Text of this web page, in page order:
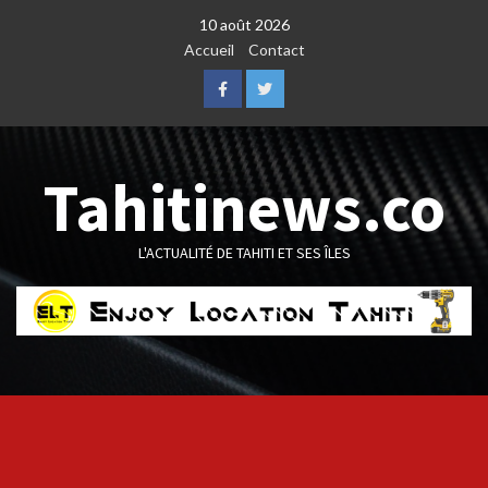
10 août 2026
Accueil
Contact
FacebookTwitter
Tahitinews.co
L'ACTUALITÉ DE TAHITI ET SES ÎLES